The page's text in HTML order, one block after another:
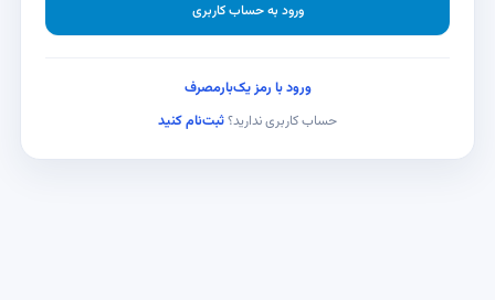
ورود به حساب کاربری
ورود با رمز یک‌بارمصرف
حساب کاربری ندارید؟ثبت‌نام کنید